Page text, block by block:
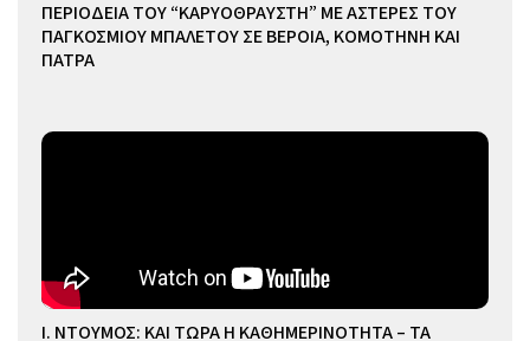
ΠΕΡΙΟΔΕΙΑ ΤΟΥ “ΚΑΡΥΟΘΡΑΥΣΤΗ” ΜΕ ΑΣΤΕΡΕΣ ΤΟΥ
ΠΑΓΚΟΣΜΙΟΥ ΜΠΑΛΕΤΟΥ ΣΕ ΒΕΡΟΙΑ, ΚΟΜΟΤΗΝΗ ΚΑΙ
ΠΑΤΡΑ
Ι. ΝΤΟΥΜΟΣ: ΚΑΙ ΤΩΡΑ Η ΚΑΘΗΜΕΡΙΝΟΤΗΤΑ – ΤΑ